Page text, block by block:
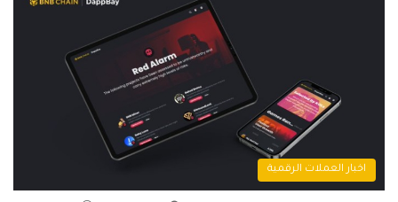
اخبار العملات الرقمية